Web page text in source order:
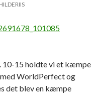
10-15 holdte vi et kæmpe
WorldPerfect og
det blev en kæmpe